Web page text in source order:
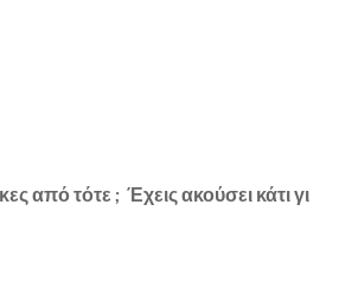
από τότε ; Έχεις ακούσει κάτι γι